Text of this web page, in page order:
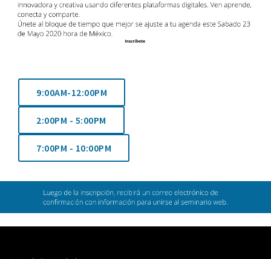
9:00AM-12:00PM
2:00PM - 5:00PM
7:00PM - 10:00PM